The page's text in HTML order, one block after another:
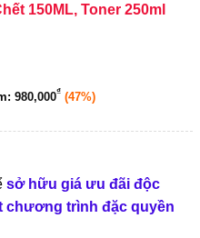
150ML, Toner 250ml
980,000₫ (47%)
sở hữu giá ưu đãi độc
chương trình đặc quyền